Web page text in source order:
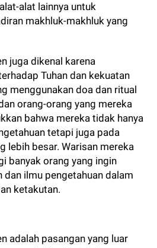
alat lainnya untuk
makhluk-makhluk yang
juga dikenal karena
Tuhan dan kekuatan
menggunakan doa dan ritual
orang-orang yang mereka
bahwa mereka tidak hanya
tetapi juga pada
lebih besar. Warisan mereka
banyak orang yang ingin
dan ilmu pengetahuan dalam
ketakutan.
adalah pasangan yang luar